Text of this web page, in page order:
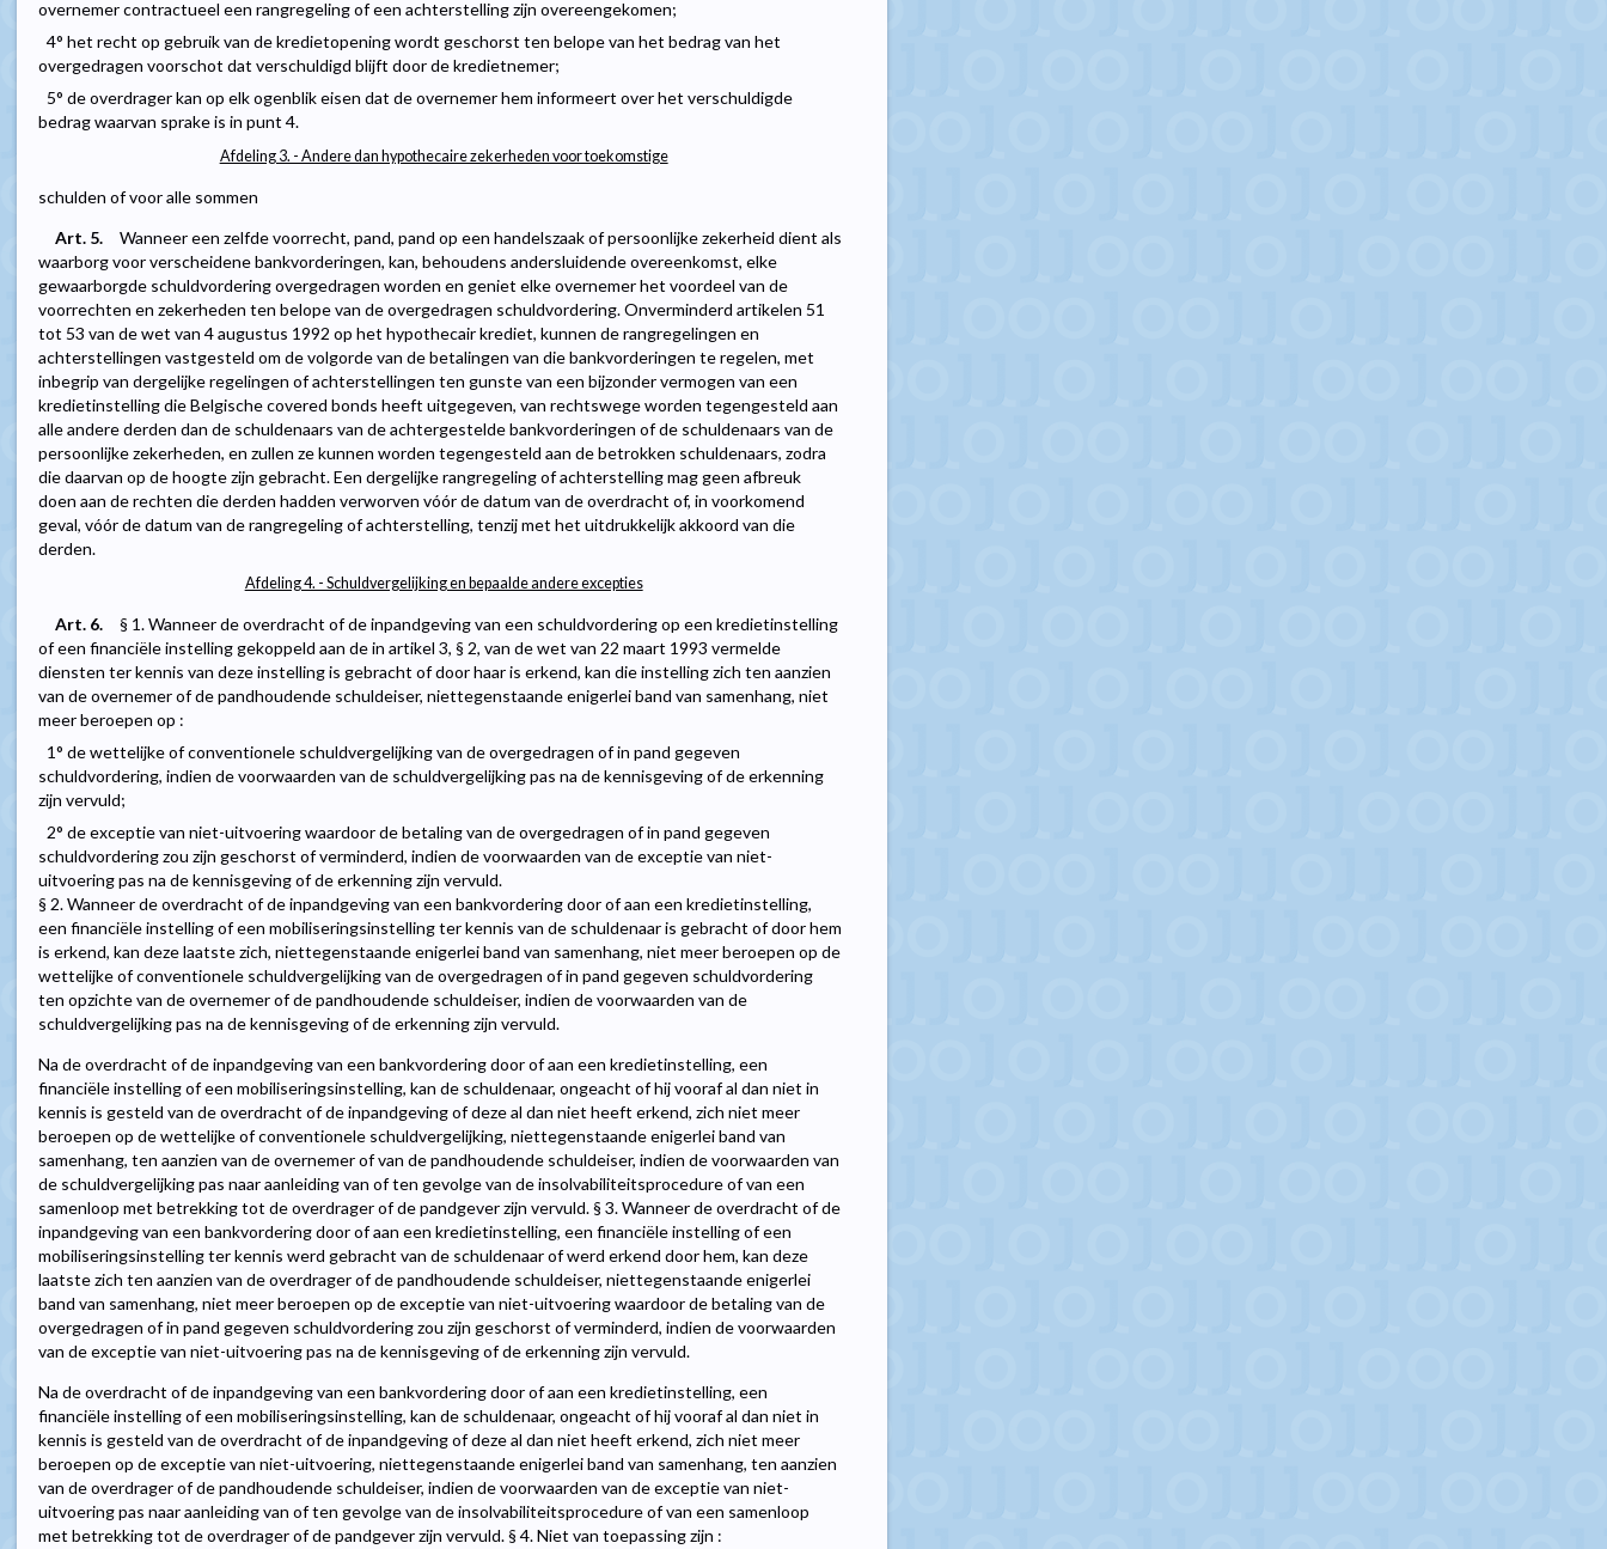
overnemer contractueel een rangregeling of een achterstelling zijn overeengekomen;
4° het recht op gebruik van de kredietopening wordt geschorst ten belope van het bedrag van het
overgedragen voorschot dat verschuldigd blijft door de kredietnemer;
5° de overdrager kan op elk ogenblik eisen dat de overnemer hem informeert over het verschuldigde
bedrag waarvan sprake is in punt 4.
Afdeling 3. - Andere dan hypothecaire zekerheden voor toekomstige
schulden of voor alle sommen
Art. 5.
Wanneer een zelfde voorrecht, pand, pand op een handelszaak of persoonlijke zekerheid dient als
waarborg voor verscheidene bankvorderingen, kan, behoudens andersluidende overeenkomst, elke
gewaarborgde schuldvordering overgedragen worden en geniet elke overnemer het voordeel van de
voorrechten en zekerheden ten belope van de overgedragen schuldvordering. Onverminderd artikelen 51
tot 53 van de wet van 4 augustus 1992 op het hypothecair krediet, kunnen de rangregelingen en
achterstellingen vastgesteld om de volgorde van de betalingen van die bankvorderingen te regelen, met
inbegrip van dergelijke regelingen of achterstellingen ten gunste van een bijzonder vermogen van een
kredietinstelling die Belgische covered bonds heeft uitgegeven, van rechtswege worden tegengesteld aan
alle andere derden dan de schuldenaars van de achtergestelde bankvorderingen of de schuldenaars van de
persoonlijke zekerheden, en zullen ze kunnen worden tegengesteld aan de betrokken schuldenaars, zodra
die daarvan op de hoogte zijn gebracht. Een dergelijke rangregeling of achterstelling mag geen afbreuk
doen aan de rechten die derden hadden verworven vóór de datum van de overdracht of, in voorkomend
geval, vóór de datum van de rangregeling of achterstelling, tenzij met het uitdrukkelijk akkoord van die
derden.
Afdeling 4. - Schuldvergelijking en bepaalde andere excepties
Art. 6.
§ 1. Wanneer de overdracht of de inpandgeving van een schuldvordering op een kredietinstelling
of een financiële instelling gekoppeld aan de in artikel 3, § 2, van de wet van 22 maart 1993 vermelde
diensten ter kennis van deze instelling is gebracht of door haar is erkend, kan die instelling zich ten aanzien
van de overnemer of de pandhoudende schuldeiser, niettegenstaande enigerlei band van samenhang, niet
meer beroepen op :
1° de wettelijke of conventionele schuldvergelijking van de overgedragen of in pand gegeven
schuldvordering, indien de voorwaarden van de schuldvergelijking pas na de kennisgeving of de erkenning
zijn vervuld;
2° de exceptie van niet-uitvoering waardoor de betaling van de overgedragen of in pand gegeven
schuldvordering zou zijn geschorst of verminderd, indien de voorwaarden van de exceptie van niet-
uitvoering pas na de kennisgeving of de erkenning zijn vervuld.
§ 2. Wanneer de overdracht of de inpandgeving van een bankvordering door of aan een kredietinstelling,
een financiële instelling of een mobiliseringsinstelling ter kennis van de schuldenaar is gebracht of door hem
is erkend, kan deze laatste zich, niettegenstaande enigerlei band van samenhang, niet meer beroepen op de
wettelijke of conventionele schuldvergelijking van de overgedragen of in pand gegeven schuldvordering
ten opzichte van de overnemer of de pandhoudende schuldeiser, indien de voorwaarden van de
schuldvergelijking pas na de kennisgeving of de erkenning zijn vervuld.
Na de overdracht of de inpandgeving van een bankvordering door of aan een kredietinstelling, een
financiële instelling of een mobiliseringsinstelling, kan de schuldenaar, ongeacht of hij vooraf al dan niet in
kennis is gesteld van de overdracht of de inpandgeving of deze al dan niet heeft erkend, zich niet meer
beroepen op de wettelijke of conventionele schuldvergelijking, niettegenstaande enigerlei band van
samenhang, ten aanzien van de overnemer of van de pandhoudende schuldeiser, indien de voorwaarden van
de schuldvergelijking pas naar aanleiding van of ten gevolge van de insolvabiliteitsprocedure of van een
samenloop met betrekking tot de overdrager of de pandgever zijn vervuld. § 3. Wanneer de overdracht of de
inpandgeving van een bankvordering door of aan een kredietinstelling, een financiële instelling of een
mobiliseringsinstelling ter kennis werd gebracht van de schuldenaar of werd erkend door hem, kan deze
laatste zich ten aanzien van de overdrager of de pandhoudende schuldeiser, niettegenstaande enigerlei
band van samenhang, niet meer beroepen op de exceptie van niet-uitvoering waardoor de betaling van de
overgedragen of in pand gegeven schuldvordering zou zijn geschorst of verminderd, indien de voorwaarden
van de exceptie van niet-uitvoering pas na de kennisgeving of de erkenning zijn vervuld.
Na de overdracht of de inpandgeving van een bankvordering door of aan een kredietinstelling, een
financiële instelling of een mobiliseringsinstelling, kan de schuldenaar, ongeacht of hij vooraf al dan niet in
kennis is gesteld van de overdracht of de inpandgeving of deze al dan niet heeft erkend, zich niet meer
beroepen op de exceptie van niet-uitvoering, niettegenstaande enigerlei band van samenhang, ten aanzien
van de overdrager of de pandhoudende schuldeiser, indien de voorwaarden van de exceptie van niet-
uitvoering pas naar aanleiding van of ten gevolge van de insolvabiliteitsprocedure of van een samenloop
met betrekking tot de overdrager of de pandgever zijn vervuld. § 4. Niet van toepassing zijn :